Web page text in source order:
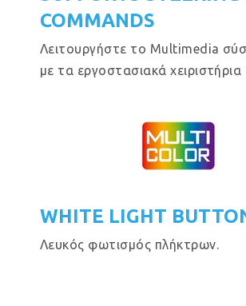
COMMANDS
Λειτουργήστε το Multimedia
με τα εργοστασιακά χειριστήρια
WHITE LIGHT
Λευκός φωτισμός πλήκτρων.